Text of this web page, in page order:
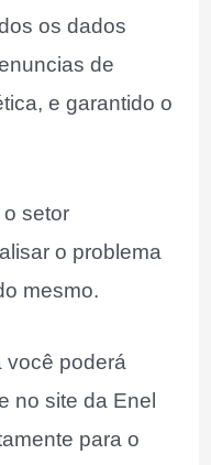
os dados
de
e garantido o
setor
o problema
mesmo.
você poderá
no site da Enel
para o